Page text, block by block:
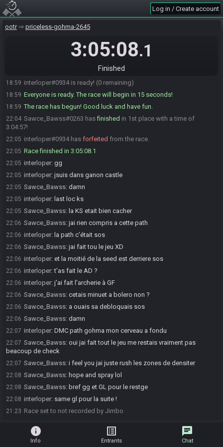
Log in / Create account
ootr priceless-gohma-2645
3:05:08.1
Finished
18:57
18:57 Sawce_Bawss donne moi 2 min jvais aller pisser et je ready apres
Sawce_Bawss#0263 is ready! (1 remaining)
18:59 interloper#0934 is ready! (0 remaining)
18:59 Everyone is ready. The race will begin in 15 seconds!
18:59 The race has begun! Good luck and have fun.
22:04 Sawce_Bawss#0263 hasfinished in 1st place with a time of
3:04:57!
22:05 interloper#0934 has forfeited from the race.
22:05 Race finished in 3:05:08.1
22:05 interloper: gg
22:05 interloper: jsuis dans ganon castle
22:05 Sawce_Bawss: damn
22:05 interloper: last loc ks
22:05 Sawce_Bawss: la KS etait bien cacher
22:06 Sawce_Bawss: jai rien compris a cette path
22:06 interloper: la path c'était sos
22:06 Sawce_Bawss: jai fait tou le jeu XD
22:06 interloper: et la moitié de la seed est derriere sos
22:06 interloper:t'as fait le AD ?
22:06 interloper: j'ai fait l'archerie à GF
22:06 Sawce_Bawss: cetais minuet a bolero non ?
22:06 Sawce_Bawss: a ouais sa debloquais sos
22:06 Sawce_Bawss: damn
22:07 interloper: DMC path gohma mon cerveau a fondu
22:07 Sawce_Bawss: oui jai fait tout le jeu me restais vraiment pas
beacoup de check
22:07 Sawce_Bawss: i feel you jai juste rush les zones de densiter
22:08 Sawce_Bawss: hope and spray lol
22:08 Sawce_Bawss: bref gg et GL pour le restge
22:08 interloper: same gl pour la suite !
21:23 Race set to not recorded by Jimbo
info
Info
list_alt
Entrants
chat
Chat